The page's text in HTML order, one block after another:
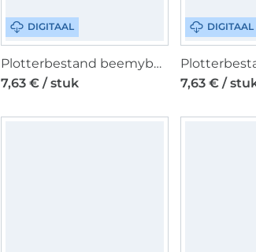
DIGITAAL
Plotterbestand beemybear Time for tea, Duits
7,63 € / stuk
DIGITAAL
7,63 € /